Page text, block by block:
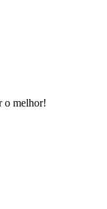
o melhor!